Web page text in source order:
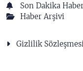
Son Dakika
Haber Arşivi
Gizlilik